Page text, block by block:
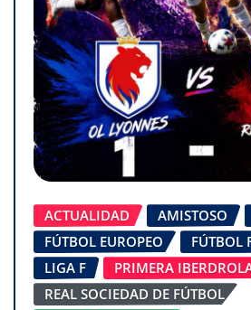
ACTUALIDAD AMISTOSO
FÚTBOL EUROPEO
FÚTBOL
LIGA F
PRIMERA
REAL SOCIEDAD DE FÚTBOL